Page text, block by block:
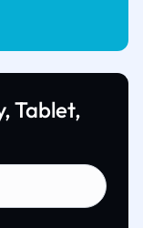
Tablet,